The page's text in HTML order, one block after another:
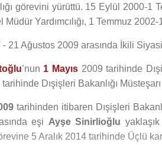
görevini yürüttü. 15 Eylül 2000-1
Yardımcılığı, 1 Temmuz
21 Ağustos 2009 arasında İkili
’nun 1 Mayıs 2009 tarihinde
tarihinde Dışişleri Bakanlığı
tarihinden itibaren Dışişleri
eşi Ayşe Sinirlioğlu
5 Aralık 2014 tarihinde Üçlü